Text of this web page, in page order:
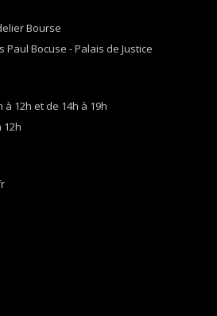
Bourse
Paul Bocuse - Palais de Justice
12h et de 14h à 19h
12h